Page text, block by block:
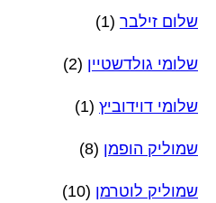
שלום זילבר (1)
שלומי גולדשטיין (2)
שלומי דוידוביץ (1)
שמוליק הופמן (8)
שמוליק לוטרמן (10)